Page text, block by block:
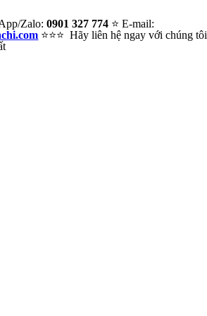
Zalo:0901 327 774 ⭐ E-mail:
⭐⭐⭐ Hãy liên hệ ngay với chúng tôi